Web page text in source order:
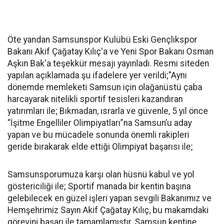
Öte yandan Samsunspor Kulübü Eski Gençlikspor
Bakanı Akif Çağatay Kılıç'a ve Yeni Spor Bakanı Osman
Aşkın Bak'a teşekkür mesajı yayınladı. Resmi siteden
yapılan açıklamada şu ifadelere yer verildi;"Aynı
dönemde memleketi Samsun için olağanüstü çaba
harcayarak nitelikli sportif tesisleri kazandıran
yatırımları ile; Bıkmadan, ısrarla ve güvenle, 5 yıl önce
“İşitme Engelliler Olimpiyatları”na Samsun’u aday
yapan ve bu mücadele sonunda önemli rakipleri
geride bırakarak elde ettiği Olimpiyat başarısı ile;
Samsunsporumuza karşı olan hüsnü kabul ve yol
göstericiliği ile; Sportif manada bir kentin başına
gelebilecek en güzel işleri yapan sevgili Bakanımız ve
Hemşehrimiz Sayın Akif Çağatay Kılıç, bu makamdaki
görevini başarı ile tamamlamıştır. Samsun kentine